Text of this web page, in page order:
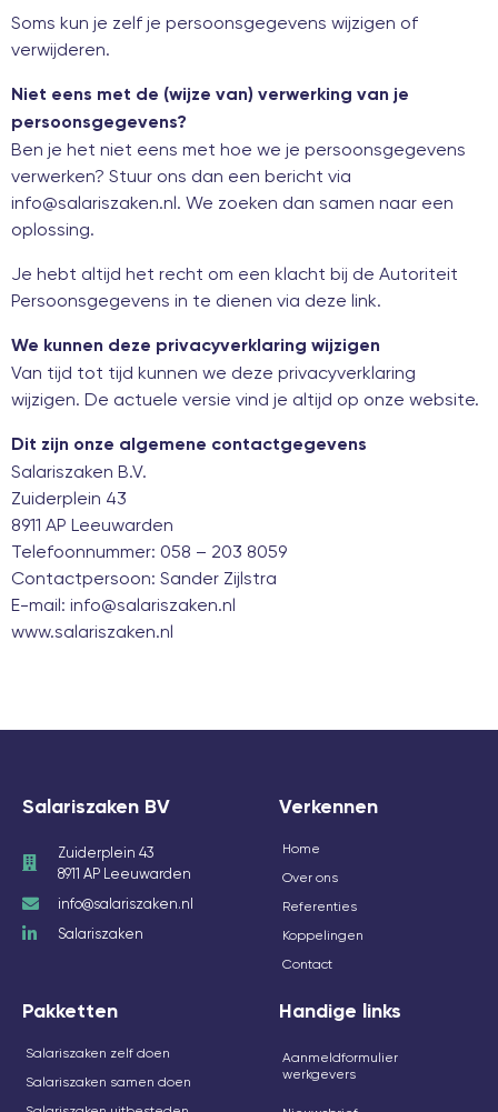
Soms kun je zelf je persoonsgegevens wijzigen of
verwijderen.
Niet eens met de (wijze van) verwerking van je
persoonsgegevens?
Ben je het niet eens met hoe we je persoonsgegevens
verwerken? Stuur ons dan een bericht via
info@salariszaken.nl. We zoeken dan samen naar een
oplossing.
Je hebt altijd het recht om een klacht bij de Autoriteit
Persoonsgegevens in te dienen via deze link.
We kunnen deze privacyverklaring wijzigen
Van tijd tot tijd kunnen we deze privacyverklaring
wijzigen. De actuele versie vind je altijd op onze website.
Dit zijn onze algemene contactgegevens
Salariszaken B.V.
Zuiderplein 43
8911 AP Leeuwarden
Telefoonnummer: 058 – 203 8059
Contactpersoon: Sander Zijlstra
E-mail: info@salariszaken.nl
www.salariszaken.nl
Salariszaken BV
Zuiderplein 43
8911 AP Leeuwarden
info@salariszaken.nl
Salariszaken
Verkennen
Home
Over ons
Referenties
Koppelingen
Contact
Pakketten
Salariszaken zelf doen
Salariszaken samen doen
Handige links
Aanmeldformulier
werkgevers